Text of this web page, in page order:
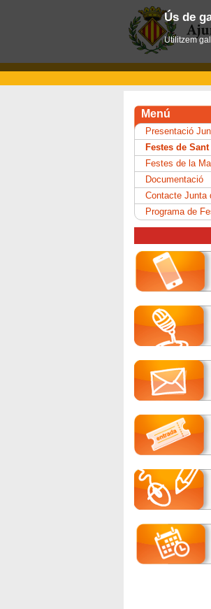
Menú
Presentació
Festes de Sant
Festes de la
Documentació
Contacte Junta
Programa de
Ús de
Utilitzem